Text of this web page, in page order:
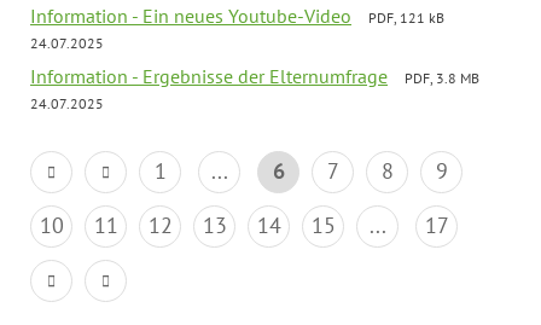
Information - Ein neues Youtube-Video
PDF, 121 kB
24.07.2025
Information - Ergebnisse der Elternumfrage
PDF, 3.8 MB
24.07.2025
1 ... 6 7 8
9
10
11 12 13 14 15 ... 17